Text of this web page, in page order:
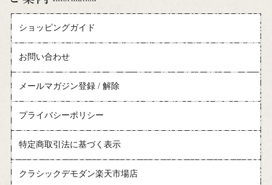
ショッピングガイド
お問い合わせ
メールマガジン登録 / 解除
プライバシーポリシー
特定商取引法に基づく表示
クラシックデモダン楽天市場店